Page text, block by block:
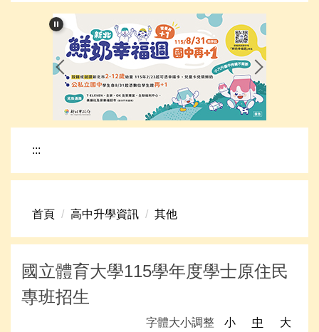
最新消息
處室簡介
榮譽事項
下載專區
網路資源
新生專區
學校組織
:::
首頁 高中升學資訊 其他
國立體育大學115學年度學士原住民
專班招生
字體大小調整 小 中
大